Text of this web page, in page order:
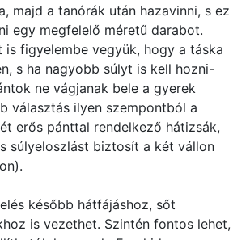
majd a tanórák után hazavinni, s ez
egy megfelelő méretű darabot.
is figyelembe vegyük, hogy a táska
s ha nagyobb súlyt is kell hozni-
ne vágjanak bele a gyerek
választás ilyen szempontból a
erős pánttal rendelkező hátizsák,
súlyeloszlást biztosít a két vállon
később hátfájáshoz, sőt
is vezethet. Szintén fontos lehet,